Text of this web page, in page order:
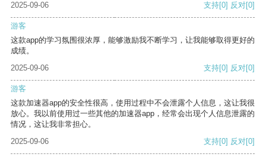
2025-09-06 支持[0] 反对[0]
游客
这款app的学习氛围很浓厚，能够激励我不断学习，让我能够取得更好的
成绩。
2025-09-06
支持[0] 反对[0]
游客
这款加速器app的安全性很高，使用过程中不会泄露个人信息，这让我很
放心。我以前使用过一些其他的加速器app，经常会出现个人信息泄露的
情况，这让我非常担心。
2025-09-06
支持[0] 反对[0]